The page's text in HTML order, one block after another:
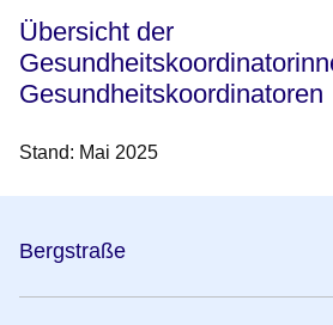
Übersicht der
Gesundheitskoordinatoren
Stand: Mai 2025
Bergstraße